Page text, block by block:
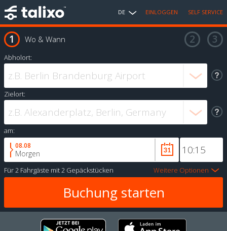
DE EINLOGGEN SELF SERVICE
Wo & Wann
Abholort:
Zielort:
am:
08.08
Morgen
Für2 Fahrgäste mit2 Gepäckstücken Weitere Optionen